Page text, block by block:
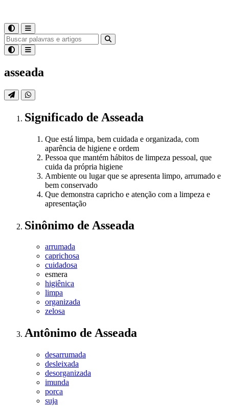
asseada
Significado de Asseada
Que está limpa, bem cuidada e organizada, com
aparência de higiene e ordem
Pessoa que mantém hábitos de limpeza pessoal, que
cuida da própria higiene
Ambiente ou lugar que se apresenta limpo, arrumado e
bem conservado
Que demonstra capricho e atenção com a limpeza e
apresentação
Sinônimo de Asseada
arrumada
caprichosa
cuidadosa
esmera
higiênica
limpa
organizada
zelosa
Antônimo de Asseada
desarrumada
desleixada
desorganizada
imunda
porca
suja